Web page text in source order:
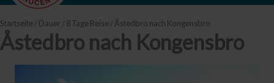
Startseite/ Dauer / 8 Tage Reise/ Åstedbro nach Kongensbro
Åstedbro nach Kongensbro